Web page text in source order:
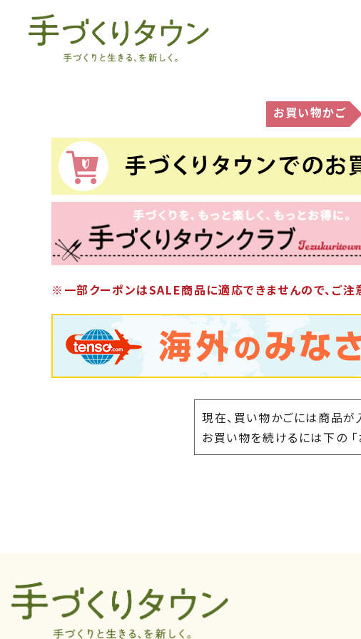
お買い物かご
※一部クーポンはSALE商品に適応できませんので、ご注
現在、買い物かごには商品が
お買い物を続けるには下の 「